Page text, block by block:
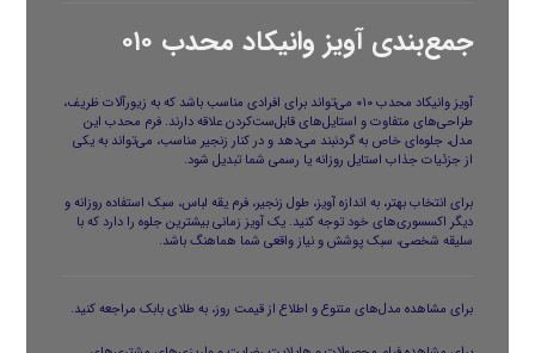
جمع‌بندی آویز وانیکاد محدب ۰۱۰
آویز وانیکاد محدب ۰۱۰ می‌تواند برای افرادی مناسب باشد که به زیورآلات ظریف،
طراحی‌های متفاوت و استایل‌های قابل‌ست‌کردن علاقه دارند. فرم محدب این
مدل، جلوه‌ای خاص به گردنبند می‌دهد و در کنار زنجیر مناسب، می‌تواند به یکی
از جزئیات جذاب استایل روزانه یا رسمی شما تبدیل شود.
برای انتخاب بهتر، به اندازه آویز، طول زنجیر، فرم یقه لباس، سبک استفاده روزانه و
دیگر اکسسوری‌های خود توجه کنید. یک آویز زمانی بیشترین جلوه را دارد که با
سلیقه شخصی، سبک پوشش و نیاز واقعی شما هماهنگ باشد.
برای مشاهده مدل‌های متنوع و اطلاع از قیمت روز، بهطلای بابک مراجعه کنید.